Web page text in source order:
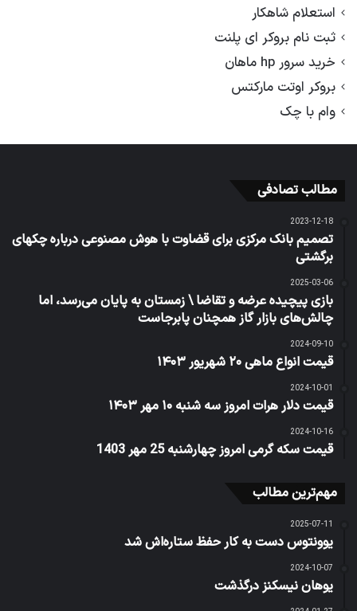
استعلام شاهکار
ثبت نام بروکر ای پلنت
خرید سرور hp ماهان
بروکر اوتت مارکتس
وام با چک
مطالب تصادفی
2023-12-18
تصمیم بانک مرکزی برای قضاوت با هوش مصنوعی درباره چکهای
برگشتی
2025-03-06
بازی پیچیده عرضه و تقاضا \ زمستان به پایان می‌رسد، اما
چالش‌های بازار گاز همچنان پابرجاست
2024-09-10
قیمت انواع ماهی ۲۰ شهریور ۱۴۰۳
2024-10-01
قیمت دلار هرات امروز سه شنبه ۱۰ مهر ۱۴۰۳
2024-10-16
قیمت سکه گرمی امروز چهارشنبه 25 مهر 1403
مهم‌ترین مطالب
2025-07-11
یوونتوس دست به کار حفظ ستاره‌اش شد
2024-10-07
یوهان نیسکنز درگذشت